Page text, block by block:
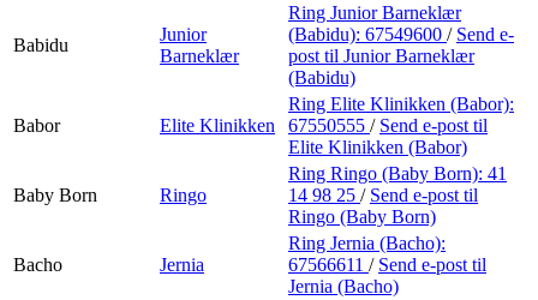
Babidu
Junior
Barneklær
Ring Junior Barneklær
(Babidu): 67549600 / Send e-
post til Junior Barneklær
(Babidu)
Babor Elite Klinikken
Ring Elite Klinikken (Babor):
67550555 / Send e-post til
Elite Klinikken (Babor)
Baby Born Ringo
Ring Ringo (Baby Born): 41
14 98 25 / Send e-post til
Ringo (Baby Born)
Bacho Jernia
Ring Jernia (Bacho):
67566611 / Send e-post til
Jernia (Bacho)